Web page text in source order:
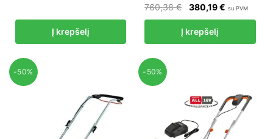
was:
988,32 €.
is:
Į krepšelį
760,38€
Original
price
was:
760,38 €.
380,19€ Current
price
380,19 €.
su PVM
Į krepšelį
-50% -50%